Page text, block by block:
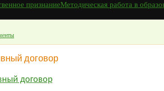
признаниеМетодическая работа в
договор
договор